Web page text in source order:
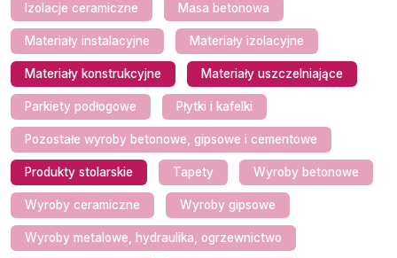
Izolacje ceramiczne Masa betonowa
Materiały instalacyjne Materiały izolacyjne
Materiały konstrukcyjne Materiały uszczelniające
Parkiety podłogowe Płytki i kafelki
Pozostałe wyroby betonowe, gipsowe i cementowe
Produkty stolarskie Tapety Wyroby betonowe
Wyroby ceramiczne Wyroby gipsowe
Wyroby metalowe, hydraulika, ogrzewnictwo